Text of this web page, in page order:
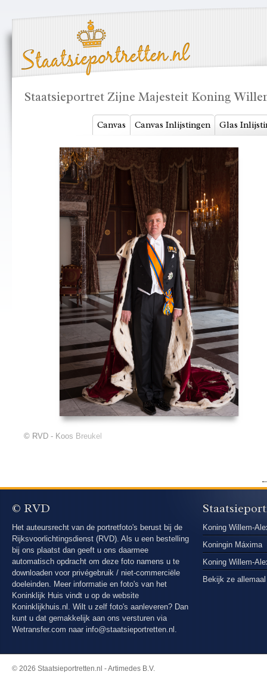
Staatsieportret Zijne Majesteit Koning
Canvas Canvas Inlijstingen Glas
© RVD - Koos Breukel
© RVD
Het auteursrecht van de portretfoto's berust bij de
Rijksvoorlichtingsdienst (RVD). Als u een bestelling
bij ons plaatst dan geeft u ons daarmee
automatisch opdracht om deze foto namens u te
downloaden voor privégebruik / niet-commerciële
doeleinden. Meer informatie en foto's van het
Koninklijk Huis vindt u op de website
Koninklijkhuis.nl. Wilt u zelf foto's aanleveren? Dan
kunt u dat gemakkelijk aan ons versturen via
Wetransfer.com naar info@staatsieportretten.nl.
Koning Willem-
Koningin Máxima
Koning Willem-
Bekijk ze allemaal
© 2026 Staatsieportretten.nl - Artimedes B.V.